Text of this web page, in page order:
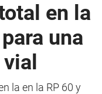
en la
una
la en la RP 60 y